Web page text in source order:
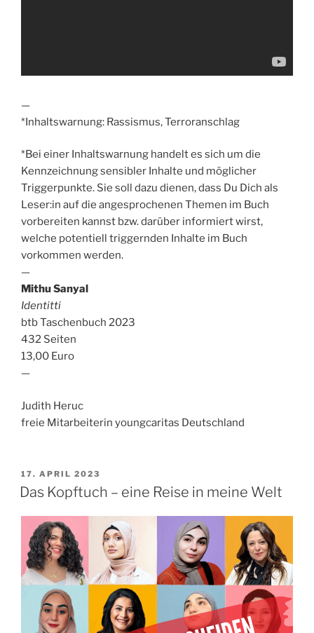
—
*Inhaltswarnung: Rassismus, Terroranschlag
*Bei einer Inhaltswarnung handelt es sich um die
Kennzeichnung sensibler Inhalte und möglicher
Triggerpunkte. Sie soll dazu dienen, dass Du Dich als
Leser:in auf die angesprochenen Themen im Buch
vorbereiten kannst bzw. darüber informiert wirst,
welche potentiell triggernden Inhalte im Buch
vorkommen werden.
—
Mithu Sanyal
Identitti
btb Taschenbuch 2023
432 Seiten
13,00 Euro
—
Judith Heruc
freie Mitarbeiterin youngcaritas Deutschland
VERÖFFENTLICHT
AM
17. APRIL 2023
Das Kopftuch – eine Reise in meine Welt